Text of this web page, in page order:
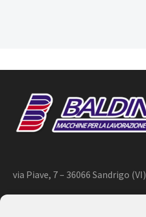
via Piave, 7 – 36066 Sandrigo (VI)